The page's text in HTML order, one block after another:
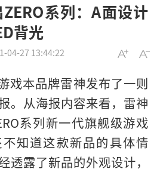
系列：A面设计
背光
04-27 13:44:22
戏本品牌雷神发布了一则
。从海报内容来看，雷神
系列新一代旗舰级游戏
知道这款新品的具体情
透露了新品的外观设计，